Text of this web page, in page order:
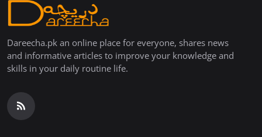
Dareecha.pk an online place for everyone, shares news
and informative articles to improve your knowledge and
skills in your daily routine life.